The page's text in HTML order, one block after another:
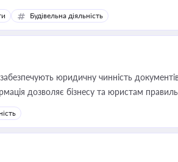
бізнесу, керівника, юриста або
угод і перевірки статусу
Будівельна діяльність
юридичну чинність
дозволяє бізнесу та юристам
прийняття органами влади та